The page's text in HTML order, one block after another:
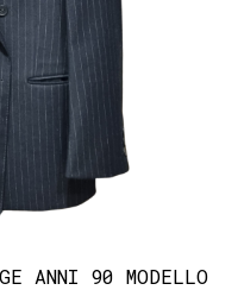
ANNI 90 MODELLO